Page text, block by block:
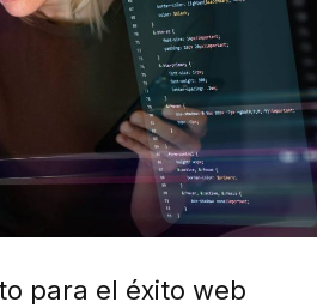
para el éxito web